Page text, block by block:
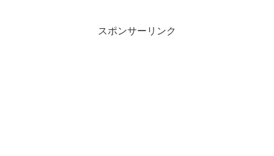
スポンサーリンク